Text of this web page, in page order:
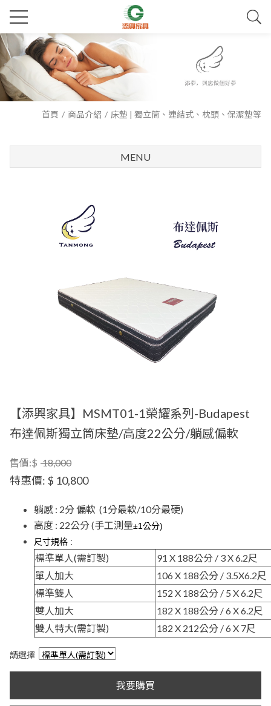
首頁 商品介紹 床墊 | 獨立筒、連結式、枕頭、保潔墊等
MENU
【添興家具】MSMT01-1榮耀系列-Budapest
布達佩斯獨立筒床墊/高度22公分/躺感偏軟
售價:$ 18,000
特惠價: $ 10,800
躺感 : 2分 偏軟 (1分最軟/10分最硬)
高度 : 22公分 (手工測量±1公分)
尺寸規格 :
標準單人(需訂製)
91 X 188公分 / 3 X 6.2尺
單人加大
106 X 188公分 / 3.5X6.2尺
標準雙人
152 X 188公分 / 5 X 6.2尺
雙人加大
182 X 188公分 / 6 X 6.2尺
雙人特大(需訂製)
182 X 212公分 / 6 X 7尺
請選擇
我要購買